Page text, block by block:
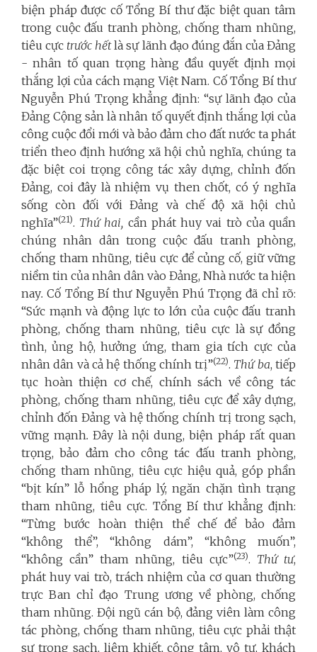
biện pháp được cố Tổng Bí thư đặc biệt quan tâm
trong cuộc đấu tranh phòng, chống tham nhũng,
tiêu cực trước hếtlà sự lãnh đạo đúng đắn của Đảng
- nhân tố quan trọng hàng đầu quyết định mọi
thắng lợi của cách mạng Việt Nam. Cố Tổng Bí thư
Nguyễn Phú Trọng khẳng định: “sự lãnh đạo của
Đảng Cộng sản là nhân tố quyết định thắng lợi của
công cuộc đổi mới và bảo đảm cho đất nước ta phát
triển theo định hướng xã hội chủ nghĩa, chúng ta
đặc biệt coi trọng công tác xây dựng, chỉnh đốn
Đảng, coi đây là nhiệm vụ then chốt, có ý nghĩa
sống còn đối với Đảng và chế độ xã hội chủ
nghĩa”(21). Thứ hai, cần phát huy vai trò của quần
chúng nhân dân trong cuộc đấu tranh phòng,
chống tham nhũng, tiêu cực để củng cố, giữ vững
niềm tin của nhân dân vào Đảng, Nhà nước ta hiện
nay. Cố Tổng Bí thư Nguyễn Phú Trọng đã chỉ rõ:
“Sức mạnh và động lực to lớn của cuộc đấu tranh
phòng, chống tham nhũng, tiêu cực là sự đồng
tình, ủng hộ, hưởng ứng, tham gia tích cực của
nhân dân và cả hệ thống chính trị”(22). Thứ ba, tiếp
tục hoàn thiện cơ chế, chính sách về công tác
phòng, chống tham nhũng, tiêu cực để xây dựng,
chỉnh đốn Đảng và hệ thống chính trị trong sạch,
vững mạnh.Đây là nội dung, biện pháp rất quan
trọng, bảo đảm cho công tác đấu tranh phòng,
chống tham nhũng, tiêu cực hiệu quả, góp phần
“bịt kín” lỗ hổng pháp lý, ngăn chặn tình trạng
tham nhũng, tiêu cực. Tổng Bí thư khẳng định:
“Từng bước hoàn thiện thể chế để bảo đảm
“không thể”, “không dám”, “không muốn”,
“không cần” tham nhũng, tiêu cực”(23). Thứ tư,
phát huy vai trò, trách nhiệm của cơ quan thường
trực Ban chỉ đạo Trung ương về phòng, chống
tham nhũng. Đội ngũ cán bộ, đảng viên làm công
tác phòng, chống tham nhũng, tiêu cực phải thật
sự trong sạch, liêm khiết, công tâm, vô tư, khách